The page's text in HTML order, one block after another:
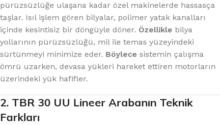
pürüzsüzlüğe ulaşana kadar özel makinelerde hassasça
taşlar. Isıl işlem gören bilyalar, polimer yatak kanalları
içinde kesintisiz bir döngüyle döner. Özellikle bilya
yollarının pürüzsüzlüğü, mil ile temas yüzeyindeki
sürtünmeyi minimize eder. Böylece sistemin çalışma
ömrü uzarken, devasa yükleri hareket ettiren motorların
üzerindeki yük hafifler.
2. TBR 30 UU Lineer Arabanın Teknik
Farkları